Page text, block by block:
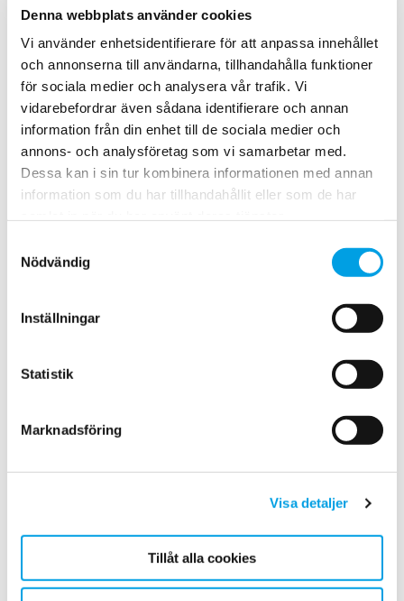
Denna webbplats använder cookies
Vi använder enhetsidentifierare för att anpassa innehållet
och annonserna till användarna, tillhandahålla funktioner
för sociala medier och analysera vår trafik. Vi
vidarebefordrar även sådana identifierare och annan
information från din enhet till de sociala medier och
annons- och analysföretag som vi samarbetar med.
Dessa kan i sin tur kombinera informationen med annan
information som du har tillhandahållit eller som de har
Nödvändig
Inställningar
Statistik
Marknadsföring
Visa detaljer
Tillåt alla cookies
exempelvis fukt och mikrobiell tillväxt redan innan skada
sker är alltid att föredra. Ofta anlitas Polygon för fukt- och
skadeinventeringar då en skada eller ett angrepp redan
uppstått. Hanteringen av skadan blir då ofta mer kostsam
eftersom mer omfattande åtgärder krävs för att lösa
situationen.
“En stor fördel med proaktivt arbete är att
statusinventeringen blir en del i budgetarbetet”, menar Olle.
“Utifrån rapporten kan fastighetsägaren planera åtgärder
och fördela kostnader då de vet var renoveringsbehov
exempelvis orolig skolpersonal, kanske redan innan detta
ens efterfrågats” avslutar Olle.
olle.sundstrom@polygongroup.com